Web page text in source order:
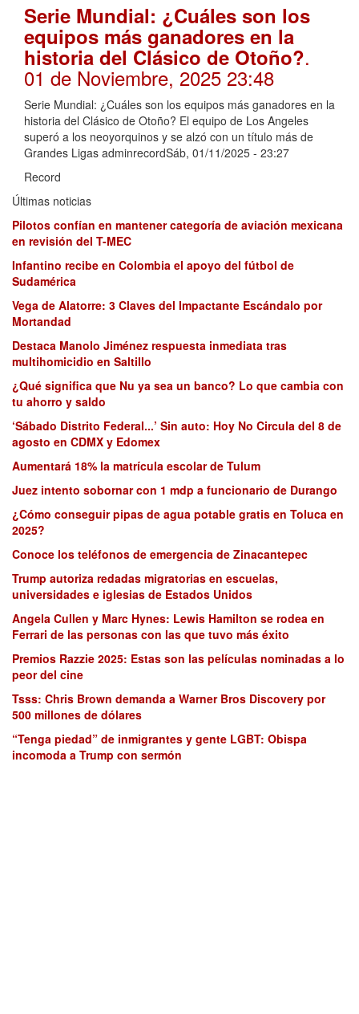
Serie Mundial: ¿Cuáles son los
equipos más ganadores en la
historia del Clásico de Otoño?.
01 de Noviembre, 2025 23:48
Serie Mundial: ¿Cuáles son los equipos más ganadores en la
historia del Clásico de Otoño? El equipo de Los Angeles
superó a los neoyorquinos y se alzó con un título más de
Grandes Ligas adminrecordSáb, 01/11/2025 - 23:27
Record
Últimas noticias
Pilotos confían en mantener categoría de aviación mexicana
en revisión del T-MEC
Infantino recibe en Colombia el apoyo del fútbol de
Sudamérica
Vega de Alatorre: 3 Claves del Impactante Escándalo por
Mortandad
Destaca Manolo Jiménez respuesta inmediata tras
multihomicidio en Saltillo
¿Qué significa que Nu ya sea un banco? Lo que cambia con
tu ahorro y saldo
‘Sábado Distrito Federal...’ Sin auto: Hoy No Circula del 8 de
agosto en CDMX y Edomex
Aumentará 18% la matrícula escolar de Tulum
Juez intento sobornar con 1 mdp a funcionario de Durango
¿Cómo conseguir pipas de agua potable gratis en Toluca en
2025?
Conoce los teléfonos de emergencia de Zinacantepec
Trump autoriza redadas migratorias en escuelas,
universidades e iglesias de Estados Unidos
Angela Cullen y Marc Hynes: Lewis Hamilton se rodea en
Ferrari de las personas con las que tuvo más éxito
Premios Razzie 2025: Estas son las películas nominadas a lo
peor del cine
Tsss: Chris Brown demanda a Warner Bros Discovery por
500 millones de dólares
“Tenga piedad” de inmigrantes y gente LGBT: Obispa
incomoda a Trump con sermón